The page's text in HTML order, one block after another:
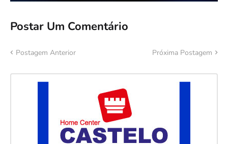
Postar Um Comentário
Postagem Anterior Próxima Postagem